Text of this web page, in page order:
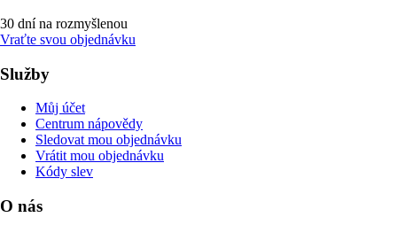
30 dní na rozmyšlenou
Vraťte svou objednávku
Služby
Můj účet
Centrum nápovědy
Sledovat mou objednávku
Vrátit mou objednávku
Kódy slev
O nás